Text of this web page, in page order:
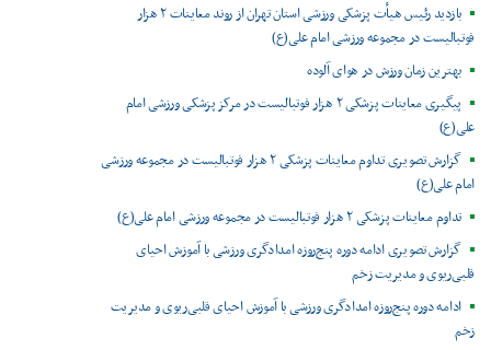
بازدید رئیس هیأت پزشکی ورزشی استان تهران از روند معاینات ۲ هزار
فوتبالیست در مجموعه ورزشی امام علی(ع)
بهترین زمان ورزش در هوای آلوده
پیگیری معاینات پزشکی ۲ هزار فوتبالیست در مرکز پزشکی ورزشی امام
علی(ع)
گزارش تصویری تداوم معاینات پزشکی ۲ هزار فوتبالیست در مجموعه ورزشی
امام علی(ع)
تداوم معاینات پزشکی ۲ هزار فوتبالیست در مجموعه ورزشی امام علی(ع)
گزارش تصویری ادامه دوره پنج‌روزه امدادگری ورزشی با آموزش احیای
قلبی‌ریوی و مدیریت زخم
ادامه دوره پنج‌روزه امدادگری ورزشی با آموزش احیای قلبی‌ریوی و مدیریت
زخم